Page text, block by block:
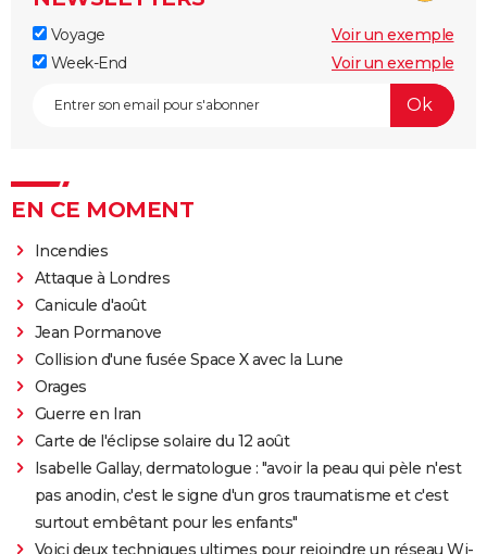
Voyage
Voir un exemple
Week-End
Voir un exemple
EN CE MOMENT
Incendies
Attaque à Londres
Canicule d'août
Jean Pormanove
Collision d'une fusée Space X avec la Lune
Orages
Guerre en Iran
Carte de l'éclipse solaire du 12 août
Isabelle Gallay, dermatologue : "avoir la peau qui pèle n'est
pas anodin, c'est le signe d'un gros traumatisme et c'est
surtout embêtant pour les enfants"
Voici deux techniques ultimes pour rejoindre un réseau Wi-